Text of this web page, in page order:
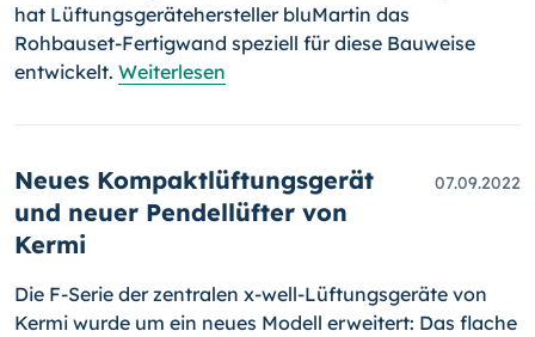
hat Lüftungsgerätehersteller bluMartin das
Rohbauset-Fertigwand speziell für diese Bauweise
entwickelt. Weiterlesen
Neues Kompaktlüftungsgerät
und neuer Pendellüfter von
Kermi
07.09.2022
Die F-Serie der zentralen x-well-Lüftungsgeräte von
Kermi wurde um ein neues Modell erweitert: Das flache